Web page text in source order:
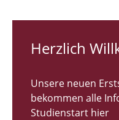
RUNDGANG 26
Bachelor
Herzlich
Unsere neuen
bekommen alle
Studienstart hier